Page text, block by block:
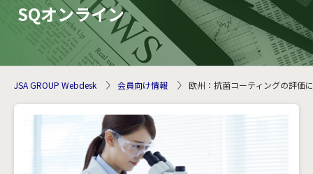
SQオンライン
JSA GROUP Webdesk 会員向け情報 欧州：抗菌コーティングの評価